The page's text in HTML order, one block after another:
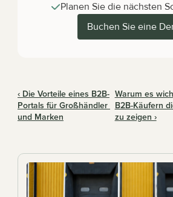
Planen Sie die nächsten
Buchen Sie eine
‹ Die Vorteile eines B2B-
Portals für Großhändler
und Marken
Warum es
B2B-Käufern
zu zeigen ›